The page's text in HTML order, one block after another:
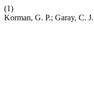
(1)
Korman, G. P.; Garay, C.